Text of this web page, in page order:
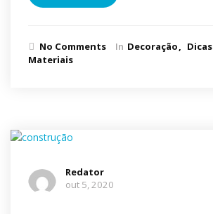
No Comments In Decoração Dicas
Materiais
Redator
out 5, 2020